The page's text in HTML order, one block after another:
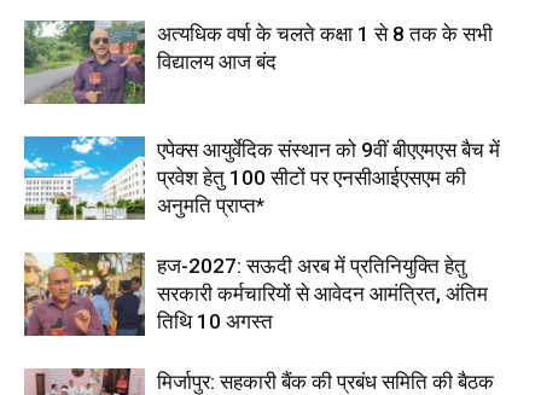
अत्यधिक वर्षा के चलते कक्षा 1 से 8 तक के सभी
विद्यालय आज बंद
एपेक्स आयुर्वेदिक संस्थान को 9वीं बीएएमएस बैच में
प्रवेश हेतु 100 सीटों पर एनसीआईएसएम की
अनुमति प्राप्त*
हज-2027: सऊदी अरब में प्रतिनियुक्ति हेतु
सरकारी कर्मचारियों से आवेदन आमंत्रित, अंतिम
तिथि 10 अगस्त
मिर्जापुर: सहकारी बैंक की प्रबंध समिति की बैठक